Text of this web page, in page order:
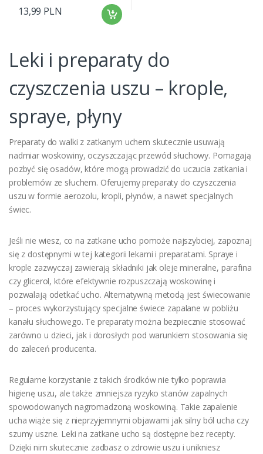
13,99 PLN
Leki i preparaty do
czyszczenia uszu – krople,
spraye, płyny
Preparaty do walki z zatkanym uchem skutecznie usuwają
nadmiar woskowiny, oczyszczając przewód słuchowy. Pomagają
pozbyć się osadów, które mogą prowadzić do uczucia zatkania i
problemów ze słuchem. Oferujemy preparaty do czyszczenia
uszu w formie aerozolu, kropli, płynów, a nawet specjalnych
świec.
Jeśli nie wiesz, co na zatkane ucho pomoże najszybciej, zapoznaj
się z dostępnymi w tej kategorii lekami i preparatami. Spraye i
krople zazwyczaj zawierają składniki jak oleje mineralne, parafina
czy glicerol, które efektywnie rozpuszczają woskowinę i
pozwalają odetkać ucho. Alternatywną metodą jest świecowanie
– proces wykorzystujący specjalne świece zapalane w pobliżu
kanału słuchowego. Te preparaty można bezpiecznie stosować
zarówno u dzieci, jak i dorosłych pod warunkiem stosowania się
do zaleceń producenta.
Regularne korzystanie z takich środków nie tylko poprawia
higienę uszu, ale także zmniejsza ryzyko stanów zapalnych
spowodowanych nagromadzoną woskowiną. Takie zapalenie
ucha wiąże się z nieprzyjemnymi objawami jak silny ból ucha czy
szumy uszne. Leki na zatkane ucho są dostępne bez recepty.
Dzięki nim skutecznie zadbasz o zdrowie uszu i unikniesz